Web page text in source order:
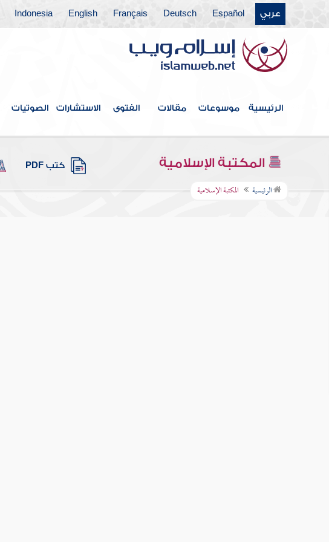
عربي Español
Deutsch
Français
English
Indonesia
الرئيسية موسوعات مقالات الفتوى الاستشارات الصوتيات
المكتبة الإسلامية كتب PDF
الرئيسية المكتبة الإسلامية